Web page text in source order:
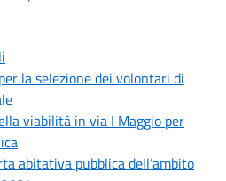
la selezione dei volontari di
viabilità in via I Maggio per
abitativa pubblica dell’ambito